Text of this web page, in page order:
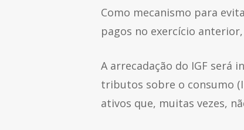
Como mecanismo para
pagos no exercício
A arrecadação do IGF será
tributos sobre o consumo
ativos que, muitas vezes,